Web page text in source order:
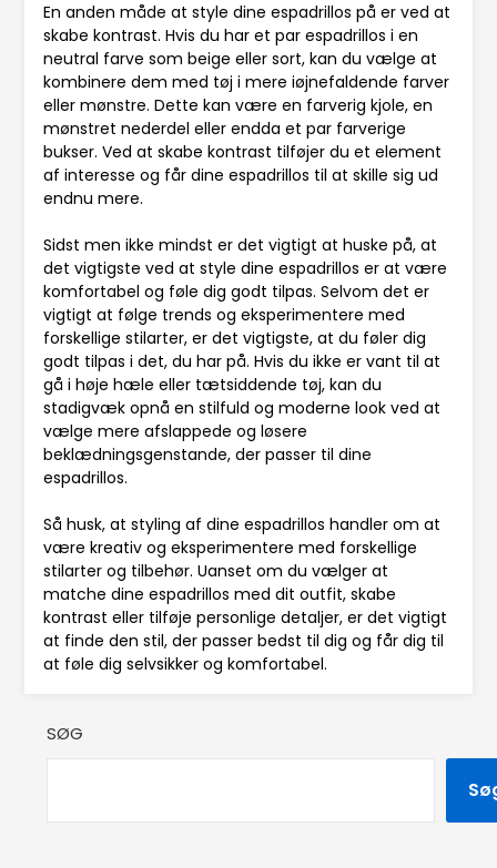
En anden måde at style dine espadrillos på er ved at
skabe kontrast. Hvis du har et par espadrillos i en
neutral farve som beige eller sort, kan du vælge at
kombinere dem med tøj i mere iøjnefaldende farver
eller mønstre. Dette kan være en farverig kjole, en
mønstret nederdel eller endda et par farverige
bukser. Ved at skabe kontrast tilføjer du et element
af interesse og får dine espadrillos til at skille sig ud
endnu mere.
Sidst men ikke mindst er det vigtigt at huske på, at
det vigtigste ved at style dine espadrillos er at være
komfortabel og føle dig godt tilpas. Selvom det er
vigtigt at følge trends og eksperimentere med
forskellige stilarter, er det vigtigste, at du føler dig
godt tilpas i det, du har på. Hvis du ikke er vant til at
gå i høje hæle eller tætsiddende tøj, kan du
stadigvæk opnå en stilfuld og moderne look ved at
vælge mere afslappede og løsere
beklædningsgenstande, der passer til dine
espadrillos.
Så husk, at styling af dine espadrillos handler om at
være kreativ og eksperimentere med forskellige
stilarter og tilbehør. Uanset om du vælger at
matche dine espadrillos med dit outfit, skabe
kontrast eller tilføje personlige detaljer, er det vigtigt
at finde den stil, der passer bedst til dig og får dig til
at føle dig selvsikker og komfortabel.
SØG